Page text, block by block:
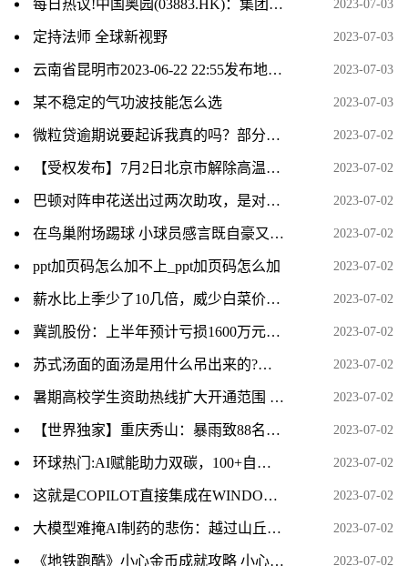
每日热议!中国奥园(03883.HK)：集团的逾九成房地产项目按计划及进度进行 2023-07-03
定持法师 全球新视野 2023-07-03
云南省昆明市2023-06-22 22:55发布地质灾害橙色预警 2023-07-03
某不稳定的气功波技能怎么选 2023-07-03
微粒贷逾期说要起诉我真的吗？部分还款有效果吗？_焦点播报 2023-07-02
【受权发布】7月2日北京市解除高温黄色预警信号-世界今日报 2023-07-02
巴顿对阵申花送出过两次助攻，是对阵单一对手并列最多的_资讯 2023-07-02
在鸟巢附场踢球 小球员感言既自豪又兴奋 2023-07-02
ppt加页码怎么加不上_ppt加页码怎么加 2023-07-02
薪水比上季少了10几倍，威少白菜价留快船冲冠，也给自己留了一手_当前快讯 2023-07-02
冀凯股份：上半年预计亏损1600万元–2100万元|世界微速讯 2023-07-02
苏式汤面的面汤是用什么吊出来的?要加香料吗? 2023-07-02
暑期高校学生资助热线扩大开通范围 为学生和家长答疑解惑 2023-07-02
【世界独家】重庆秀山：暴雨致88名村民被困 已连夜转移无人员受伤 2023-07-02
环球热门:AI赋能助力双碳，100+自主知识产权打造国内第一个“引领级”超高能效无人值守冷站 2023-07-02
这就是COPILOT直接集成在WINDOWS中的工作原理 2023-07-02
大模型难掩AI制药的悲伤：越过山丘，无人等候_天天热文 2023-07-02
《地铁跑酷》小心金币成就攻略 小心金币获取25万方法-全球动态 2023-07-02